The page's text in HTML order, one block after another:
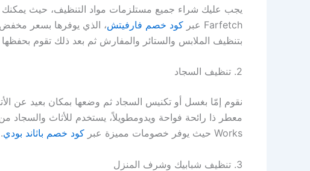
يجب عليك شراء جميع مستلزمات مواد التنظيف، حيث يمكنك
Farfetch عبر كود خصم فارفيتش، الذي يوفرها بسعر مخفض
بتنظيف الملابس والستائر والمفارش ثم بعد ذلك تقوم بحفظها
2. تنظيف السجاد
نقوم إما بغسل أو تكنيس السجاد ثم وضعها بمكان بعيد عن
معطر ذا رائحة فواحة ويدومطويلاً، يستخدم للأثاث والسجاد
Works حيث يوفر خصومات مميزة عبر كود خصم باثاند بودي.
3. تنظيف شبابيك وشرف المنزل